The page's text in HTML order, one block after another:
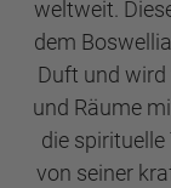
weltweit.
dem
Duft und wird
und Räume
die
von seiner